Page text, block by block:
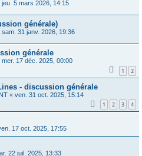
jeu. 5 mars 2026, 14:15
générale)
sam. 31 janv. 2026, 19:36
générale
mer. 17 déc. 2025, 00:00
1 2
- discussion générale
« ven. 31 oct. 2025, 15:14
1 2 3 4
17 oct. 2025, 17:55
22 juil. 2025, 13:33